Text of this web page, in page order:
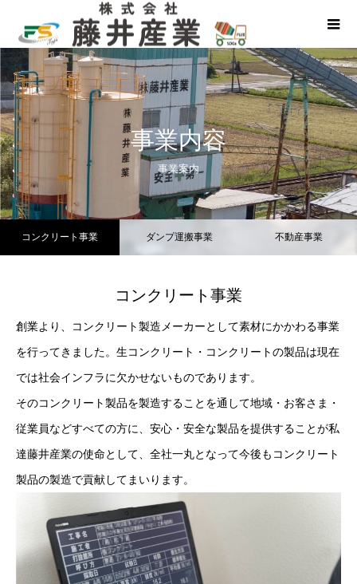
事業内容
事業案内
コンクリート事業 ダンプ運搬事業 不動産事業
コンクリート事業
創業より、コンクリート製造メーカーとして素材にかかわる事業
を行ってきました。生コンクリート・コンクリートの製品は現在
では社会インフラに欠かせないものであります。
そのコンクリート製品を製造することを通して地域・お客さま・
従業員などすべての方に、安心・安全な製品を提供することが私
達藤井産業の使命として、全社一丸となって今後もコンクリート
製品の製造で貢献してまいります。